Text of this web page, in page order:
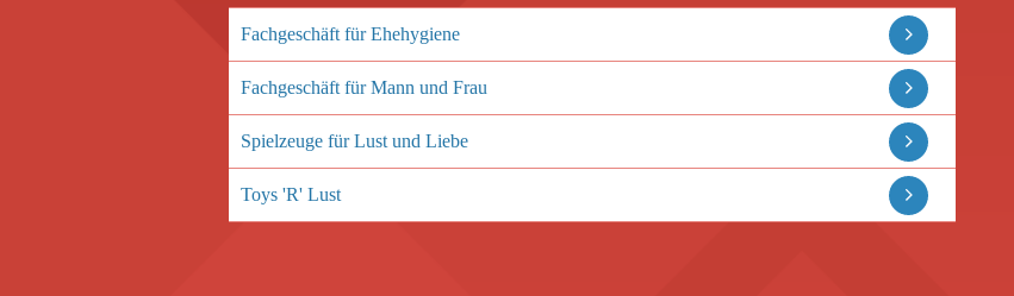
Fachgeschäft für Ehehygiene
Fachgeschäft für Mann und Frau
Spielzeuge für Lust und Liebe
Toys 'R' Lust